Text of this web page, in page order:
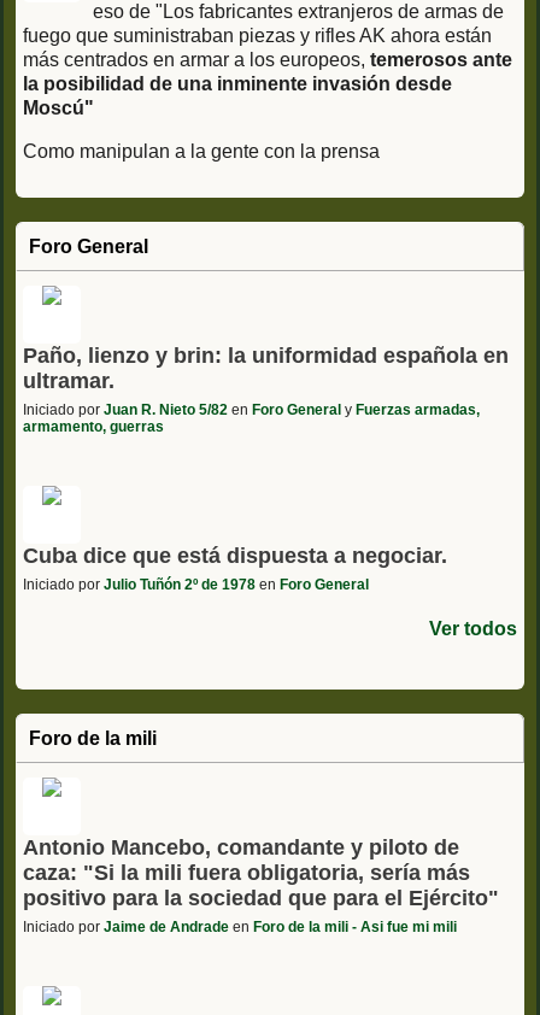
eso de "Los fabricantes extranjeros de armas de
fuego que suministraban piezas y rifles AK ahora están
más centrados en armar a los europeos, temerosos ante
la posibilidad de una inminente invasión desde
Moscú"
Como manipulan a la gente con la prensa
Foro General
Paño, lienzo y brin: la uniformidad española en
ultramar.
Iniciado por Juan R. Nieto 5/82 en Foro General y Fuerzas armadas,
armamento, guerras
Cuba dice que está dispuesta a negociar.
Iniciado por Julio Tuñón 2º de 1978 en Foro General
Ver todos
Foro de la mili
Antonio Mancebo, comandante y piloto de
caza: "Si la mili fuera obligatoria, sería más
positivo para la sociedad que para el Ejército"
Iniciado por Jaime de Andrade en Foro de la mili - Asi fue mi mili